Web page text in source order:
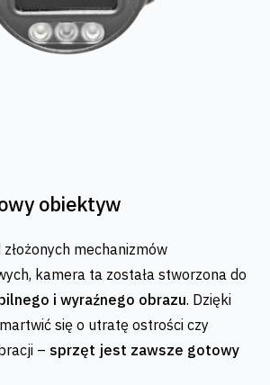
obiektyw
mechanizmów
kamera ta została stworzona do
i wyraźnego obrazu. Dzięki
się o utratę ostrości czy
– sprzęt jest zawsze gotowy